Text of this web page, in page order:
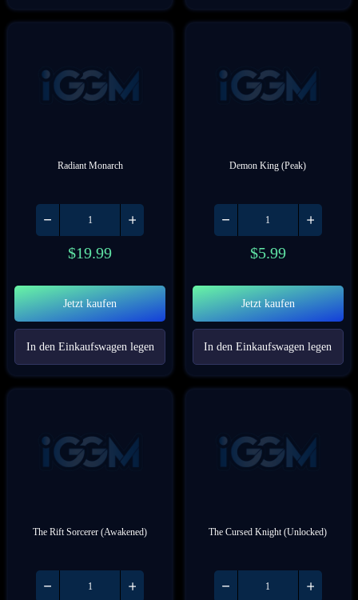
Radiant Monarch
$19.99
Jetzt kaufen
In den Einkaufswagen legen
Demon King (Peak)
$5.99
Jetzt kaufen
In den Einkaufswagen legen
The Rift Sorcerer (Awakened) The Cursed Knight (Unlocked)